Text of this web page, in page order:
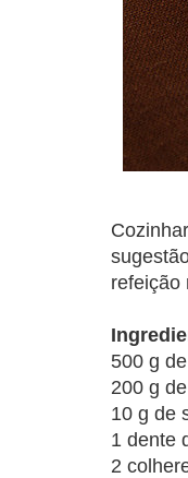
refeição
500 g
200 g
10 g de
1 dente
2